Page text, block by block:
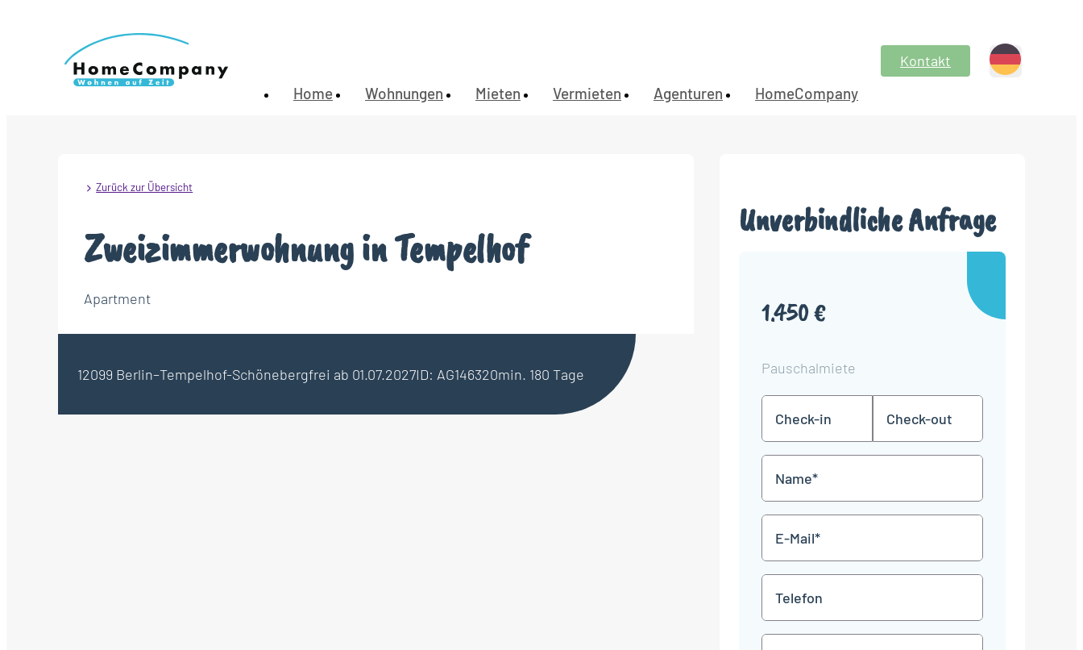
Home Wohnungen Mieten Vermieten Agenturen HomeCompany
Kontakt
Zurück zur Übersicht
Zweizimmerwohnung in Tempelhof
Apartment
12099 Berlin–Tempelhof-Schönebergfrei ab 01.07.2027ID: AG146320min. 180 Tage
Unverbindliche Anfrage
1.450 €
Pauschalmiete
in
TT
Punkt
MM
JJJJ
TT
Punkt
MM
Mail
*